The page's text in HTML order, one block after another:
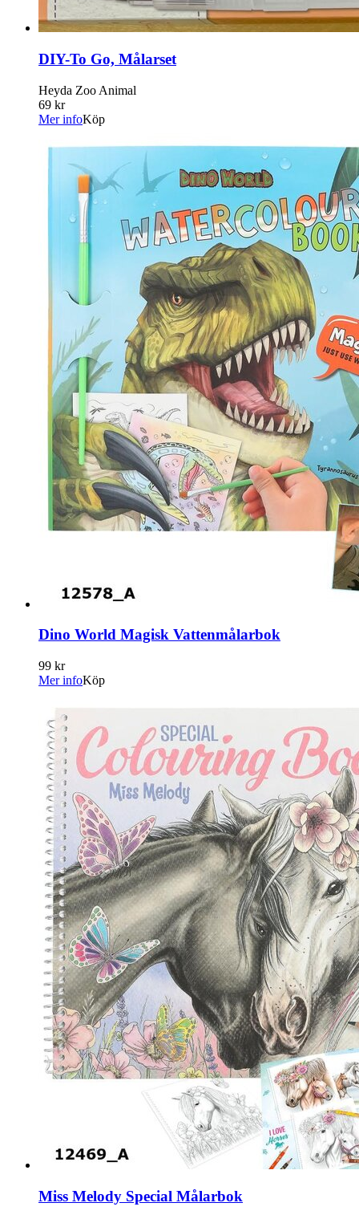
DIY-To Go, Målarset
Heyda Zoo Animal
69 kr
Mer infoKöp
Dino World Magisk Vattenmålarbok
99 kr
Mer infoKöp
Miss Melody Special Målarbok